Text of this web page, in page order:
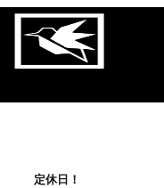
定休日！